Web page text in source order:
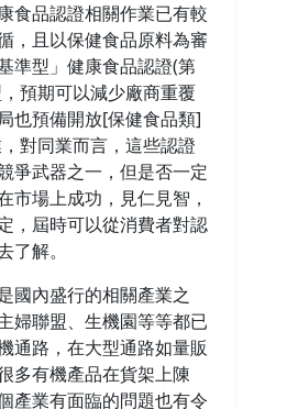
食品認證相關作業已有較
，且以保健食品原料為審
準型」健康食品認證(第
預期可以減少廠商重覆
也預備開放[保健食品類]
對同業而言，這些認證
爭武器之一，但是否一定
市場上成功，見仁見智，
，屆時可以從消費者對認
了解。
國內盛行的相關產業之
婦聯盟、生機園等等都已
通路，在大型通路如量販
多有機產品在貨架上陳
產業有面臨的問題也有令